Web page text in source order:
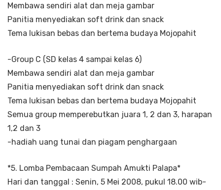
Membawa sendiri alat dan meja gambar
Panitia menyediakan soft drink dan snack
Tema lukisan bebas dan bertema budaya Mojopahit
-Group C (SD kelas 4 sampai kelas 6)
Membawa sendiri alat dan meja gambar
Panitia menyediakan soft drink dan snack
Tema lukisan bebas dan bertema budaya Mojopahit
Semua group memperebutkan juara 1, 2 dan 3, harapan
1,2 dan 3
-hadiah uang tunai dan piagam penghargaan
*5. Lomba Pembacaan Sumpah Amukti Palapa*
Hari dan tanggal : Senin, 5 Mei 2008, pukul 18.00 wib-